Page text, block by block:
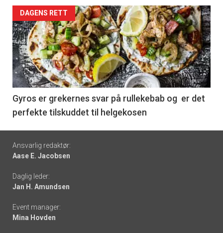
Forsiden
akkurat
nå
-
6
DAGENS RETT
Gyros er grekernes svar på rullekebab og er det
perfekte tilskuddet til helgekosen
Footer
-
links
Ansvarlig redaktør:
Aase E. Jacobsen
Daglig leder:
Jan H. Amundsen
Event manager:
Mina Hovden